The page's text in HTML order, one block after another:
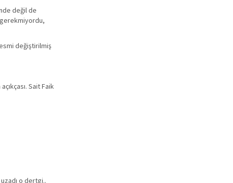
değil de
değiştirilmiş
Sait Faik
o dertgi..